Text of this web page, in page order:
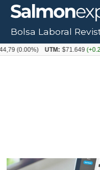
Bolsa Laboral
UTM: $71.649(+0.20%)